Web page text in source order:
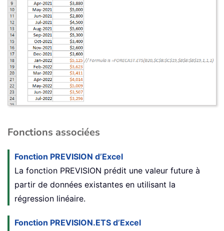
Fonctions associées
Fonction PREVISION d’Excel
La fonction PREVISION prédit une valeur future à
partir de données existantes en utilisant la
régression linéaire.
Fonction PREVISION.ETS d’Excel